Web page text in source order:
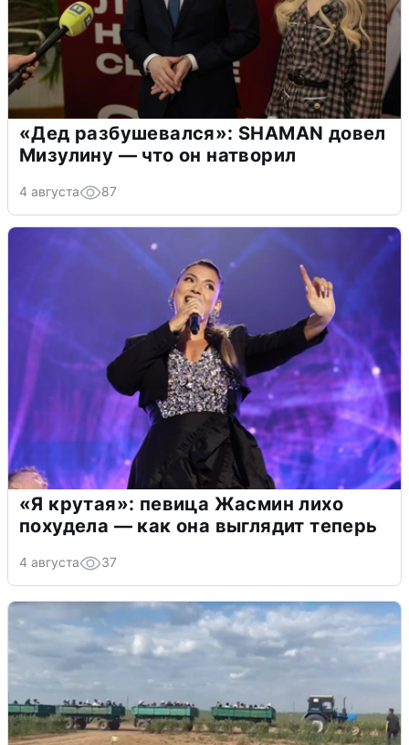
«Дед разбушевался»: SHAMAN довел
Мизулину — что он натворил
4 августа 87
«Я крутая»: певица Жасмин лихо
похудела — как она выглядит теперь
4 августа 37